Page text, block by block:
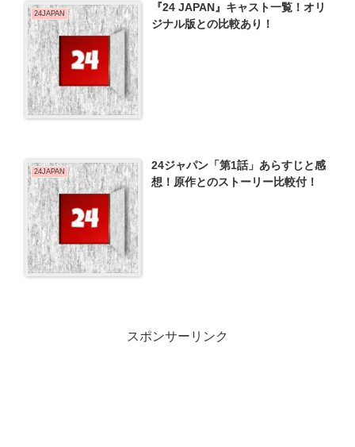
24JAPAN
『24 JAPAN』キャスト一覧！オリ
ジナル版との比較あり！
24JAPAN
24ジャパン「第1話」あらすじと感
想！原作とのストーリー比較付！
スポンサーリンク